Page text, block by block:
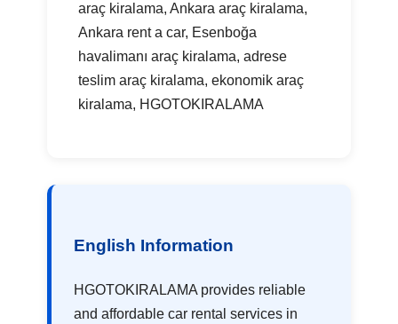
araç kiralama, Ankara araç kiralama,
Ankara rent a car, Esenboğa
havalimanı araç kiralama, adrese
teslim araç kiralama, ekonomik araç
kiralama, HGOTOKIRALAMA
English Information
HGOTOKIRALAMA provides reliable
and affordable car rental services in